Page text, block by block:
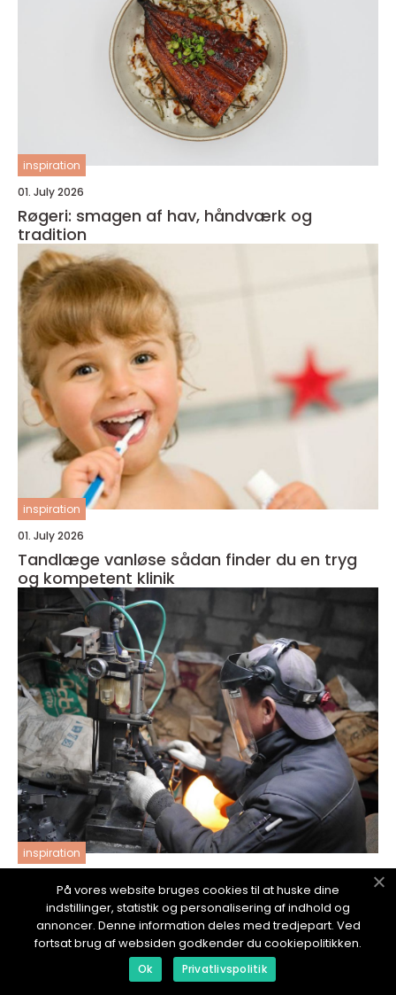
inspiration
01. July 2026
Røgeri: smagen af hav, håndværk og
tradition
inspiration
01. July 2026
Tandlæge vanløse sådan finder du en tryg
og kompetent klinik
inspiration
Wps i svejseteknologi: sådan skaber du sikre
og ensartede svejsninger
På vores website bruges cookies til at huske dine
indstillinger, statistik og personalisering af indhold og
annoncer. Denne information deles med tredjepart. Ved
fortsat brug af websiden godkender du cookiepolitikken.
Ok Privatlivspolitik